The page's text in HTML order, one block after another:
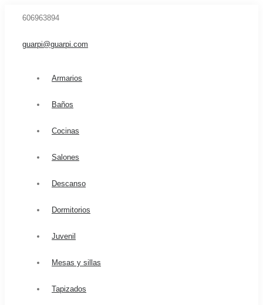
606963894
guarpi@guarpi.com
Armarios
Baños
Cocinas
Salones
Descanso
Dormitorios
Juvenil
Mesas y sillas
Tapizados